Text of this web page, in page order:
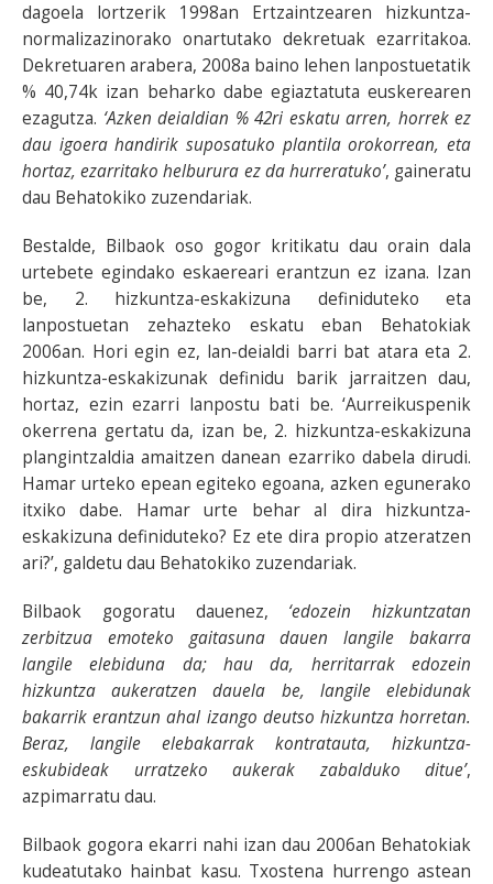
dagoela lortzerik 1998an Ertzaintzearen hizkuntza-
normalizazinorako onartutako dekretuak ezarritakoa.
Dekretuaren arabera, 2008a baino lehen lanpostuetatik
% 40,74k izan beharko dabe egiaztatuta euskerearen
ezagutza. ‘Azken deialdian % 42ri eskatu arren, horrek ez
dau igoera handirik suposatuko plantila orokorrean, eta
hortaz, ezarritako helburura ez da hurreratuko’, gaineratu
dau Behatokiko zuzendariak.
Bestalde, Bilbaok oso gogor kritikatu dau orain dala
urtebete egindako eskaereari erantzun ez izana. Izan
be, 2. hizkuntza-eskakizuna definiduteko eta
lanpostuetan zehazteko eskatu eban Behatokiak
2006an. Hori egin ez, lan-deialdi barri bat atara eta 2.
hizkuntza-eskakizunak definidu barik jarraitzen dau,
hortaz, ezin ezarri lanpostu bati be. ‘Aurreikuspenik
okerrena gertatu da, izan be, 2. hizkuntza-eskakizuna
plangintzaldia amaitzen danean ezarriko dabela dirudi.
Hamar urteko epean egiteko egoana, azken egunerako
itxiko dabe. Hamar urte behar al dira hizkuntza-
eskakizuna definiduteko? Ez ete dira propio atzeratzen
ari?’, galdetu dau Behatokiko zuzendariak.
Bilbaok gogoratu dauenez, ‘edozein hizkuntzatan
zerbitzua emoteko gaitasuna dauen langile bakarra
langile elebiduna da; hau da, herritarrak edozein
hizkuntza aukeratzen dauela be, langile elebidunak
bakarrik erantzun ahal izango deutso hizkuntza horretan.
Beraz, langile elebakarrak kontratauta, hizkuntza-
eskubideak urratzeko aukerak zabalduko ditue’,
azpimarratu dau.
Bilbaok gogora ekarri nahi izan dau 2006an Behatokiak
kudeatutako hainbat kasu. Txostena hurrengo astean